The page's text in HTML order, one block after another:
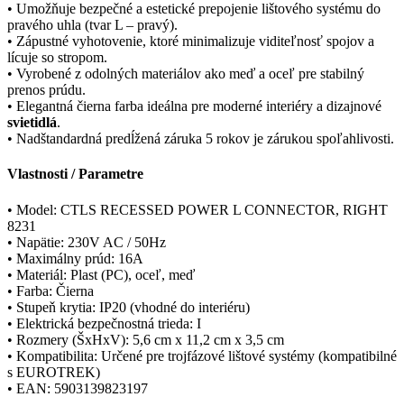
• Umožňuje bezpečné a estetické prepojenie lištového systému do
pravého uhla (tvar L – pravý).
• Zápustné vyhotovenie, ktoré minimalizuje viditeľnosť spojov a
lícuje so stropom.
• Vyrobené z odolných materiálov ako meď a oceľ pre stabilný
prenos prúdu.
• Elegantná čierna farba ideálna pre moderné interiéry a dizajnové
svietidlá.
• Nadštandardná predĺžená záruka 5 rokov je zárukou spoľahlivosti.
Vlastnosti / Parametre
• Model: CTLS RECESSED POWER L CONNECTOR, RIGHT
8231
• Napätie: 230V AC / 50Hz
• Maximálny prúd: 16A
• Materiál: Plast (PC), oceľ, meď
• Farba: Čierna
• Stupeň krytia: IP20 (vhodné do interiéru)
• Elektrická bezpečnostná trieda: I
• Rozmery (ŠxHxV): 5,6 cm x 11,2 cm x 3,5 cm
• Kompatibilita: Určené pre trojfázové lištové systémy (kompatibilné
s EUROTREK)
• EAN: 5903139823197